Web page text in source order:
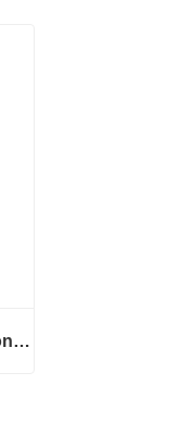
Conjunto de cubo de rueda con rodamiento 42410-B2050